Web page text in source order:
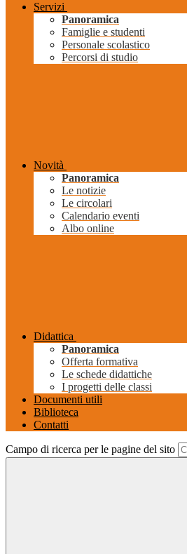
Servizi
Panoramica
Famiglie e studenti
Personale scolastico
Percorsi di studio
Novità
Panoramica
Le notizie
Le circolari
Calendario eventi
Albo online
Didattica
Panoramica
Offerta formativa
Le schede didattiche
I progetti delle classi
Documenti utili
Biblioteca
Contatti
Campo di ricerca per le pagine del sito